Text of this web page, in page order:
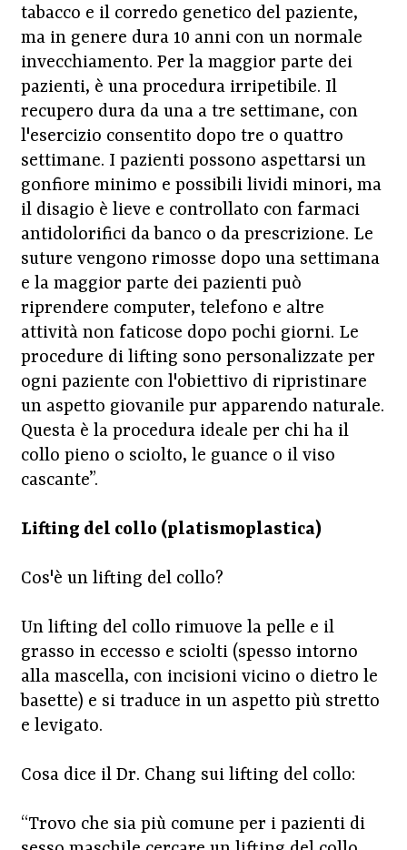
tabacco e il corredo genetico del paziente,
ma in genere dura 10 anni con un normale
invecchiamento. Per la maggior parte dei
pazienti, è una procedura irripetibile. Il
recupero dura da una a tre settimane, con
l'esercizio consentito dopo tre o quattro
settimane. I pazienti possono aspettarsi un
gonfiore minimo e possibili lividi minori, ma
il disagio è lieve e controllato con farmaci
antidolorifici da banco o da prescrizione. Le
suture vengono rimosse dopo una settimana
e la maggior parte dei pazienti può
riprendere computer, telefono e altre
attività non faticose dopo pochi giorni. Le
procedure di lifting sono personalizzate per
ogni paziente con l'obiettivo di ripristinare
un aspetto giovanile pur apparendo naturale.
Questa è la procedura ideale per chi ha il
collo pieno o sciolto, le guance o il viso
cascante”.
Lifting del collo (platismoplastica)
Cos'è un lifting del collo?
Un lifting del collo rimuove la pelle e il
grasso in eccesso e sciolti (spesso intorno
alla mascella, con incisioni vicino o dietro le
basette) e si traduce in un aspetto più stretto
e levigato.
Cosa dice il Dr. Chang sui lifting del collo:
“Trovo che sia più comune per i pazienti di